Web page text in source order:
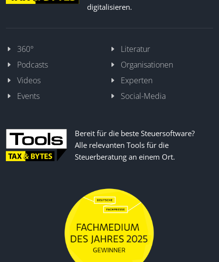
digitalisieren.
360°
Literatur
Podcasts
Organisationen
Videos
Experten
Events
Social-Media
Bereit für die beste Steuersoftware?
Alle relevanten Tools für die
Steuerberatung an einem Ort.